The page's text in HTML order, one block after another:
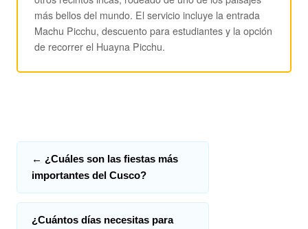
más bellos del mundo. El servicio incluye la entrada
Machu Picchu, descuento para estudiantes y la opción
de recorrer el Huayna Picchu.
← ¿Cuáles son las fiestas más
importantes del Cusco?
¿Cuántos días necesitas para